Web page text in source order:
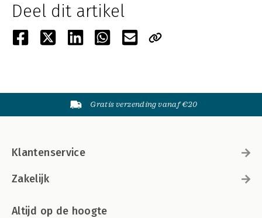
Deel dit artikel
Gratis verzending vanaf €20
Klantenservice
Zakelijk
Altijd op de hoogte